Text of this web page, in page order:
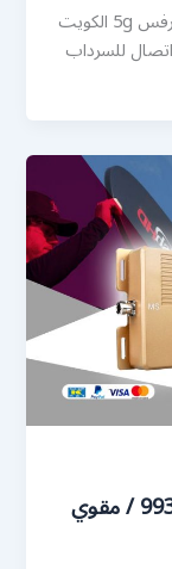
رقم مقوي شبكة 5g النزهة الكويت مقوي سيرفس 5g الكويت
للسرداب
رقم مقوي شبكة 5g كيفان / 99384888 / مقوي